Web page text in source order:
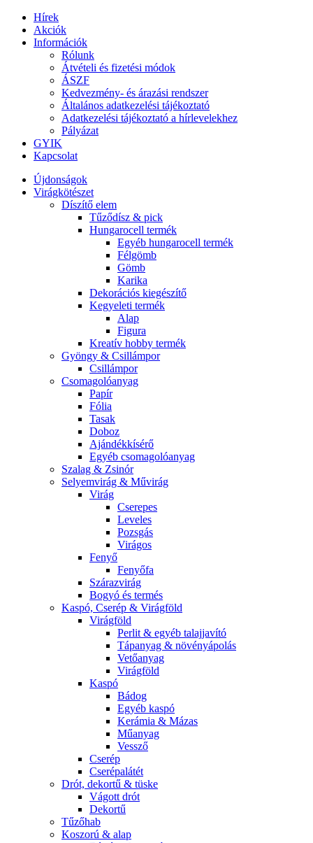
Hírek
Akciók
Információk
Rólunk
Átvételi és fizetési módok
ÁSZF
Kedvezmény- és árazási rendszer
Általános adatkezelési tájékoztató
Adatkezelési tájékoztató a hírlevelekhez
Pályázat
GYIK
Kapcsolat
Újdonságok
Virágkötészet
Díszítő elem
Tűződísz & pick
Hungarocell termék
Egyéb hungarocell termék
Félgömb
Gömb
Karika
Dekorációs kiegészítő
Kegyeleti termék
Alap
Figura
Kreatív hobby termék
Gyöngy & Csillámpor
Csillámpor
Csomagolóanyag
Papír
Fólia
Tasak
Doboz
Ajándékkísérő
Egyéb csomagolóanyag
Szalag & Zsinór
Selyemvirág & Művirág
Virág
Cserepes
Leveles
Pozsgás
Virágos
Fenyő
Fenyőfa
Szárazvirág
Bogyó és termés
Kaspó, Cserép & Virágföld
Virágföld
Perlit & egyéb talajjavító
Tápanyag & növényápolás
Vetőanyag
Virágföld
Kaspó
Bádog
Egyéb kaspó
Kerámia & Mázas
Műanyag
Vessző
Cserép
Cserépalátét
Drót, dekortű & tüske
Vágott drót
Dekortű
Tűzőhab
Koszorú & alap